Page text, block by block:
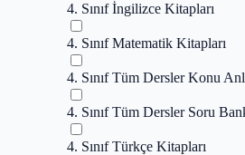
4. Sınıf İngilizce Kitapları
4. Sınıf Matematik Kitapları
4. Sınıf Tüm Dersler Konu
4. Sınıf Tüm Dersler Soru
4. Sınıf Türkçe Kitapları